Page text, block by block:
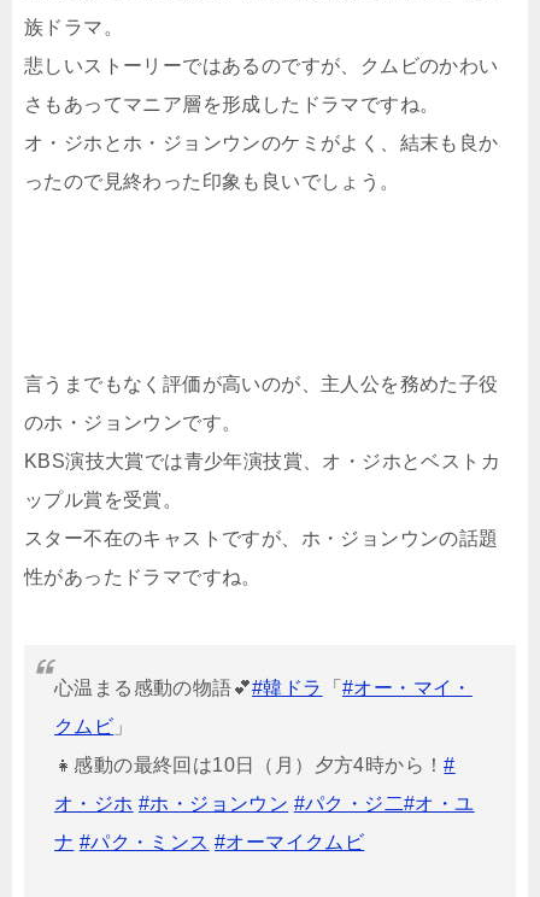
族ドラマ。
悲しいストーリーではあるのですが、クムビのかわい
さもあってマニア層を形成したドラマですね。
オ・ジホとホ・ジョンウンのケミがよく、結末も良か
ったので見終わった印象も良いでしょう。
言うまでもなく評価が高いのが、主人公を務めた子役
のホ・ジョンウンです。
KBS演技大賞では青少年演技賞、オ・ジホとベストカ
ップル賞を受賞。
スター不在のキャストですが、ホ・ジョンウンの話題
性があったドラマですね。
心温まる感動の物語💕#韓ドラ 「#オー・マイ・
クムビ 」
👧感動の最終回は10日（月）夕方4時から！#
オ・ジホ #ホ・ジョンウン #パク・ジ二#オ・ユ
ナ #パク・ミンス #オーマイクムビ